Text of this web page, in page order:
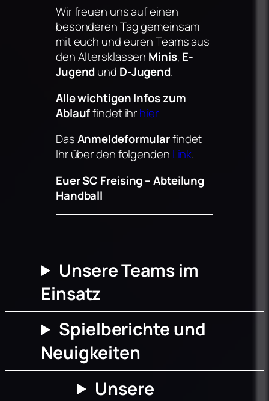
Wir freuen uns auf einen
besonderen Tag gemeinsam
mit euch und euren Teams aus
den Altersklassen Minis, E-
Jugendund D-Jugend.
Alle wichtigen Infos zum
Ablauffindet ihrhier
DasAnmeldeformularfindet
Ihr über den folgenden Link.
Euer SC Freising – Abteilung
Handball
Unsere Teams im
Einsatz
Spielberichte und
Neuigkeiten
Unsere